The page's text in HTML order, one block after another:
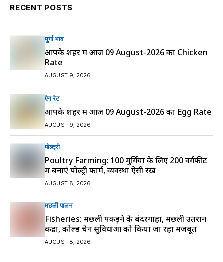
RECENT POSTS
मुर्गा भाव
आपके शहर में आज 09 August-2026 का Chicken
Rate
AUGUST 9, 2026
ऐग रेट
आपके शहर में आज 09 August-2026 का Egg Rate
AUGUST 9, 2026
पोल्ट्री
Poultry Farming: 100 मुर्गियों के लिए 200 वर्गफीट
में बनाएं पोल्ट्री फार्म, व्यवस्था ऐसी रखें
AUGUST 8, 2026
मछली पालन
Fisheries: मछली पकड़ने के बंदरगाहों, मछली उतरान
केंद्रों, कोल्ड चेन सुविधाओं को किया जा रहा मजबूत
AUGUST 8, 2026